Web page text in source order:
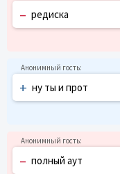
– редиска
+ ну ты и прот
– полный аут